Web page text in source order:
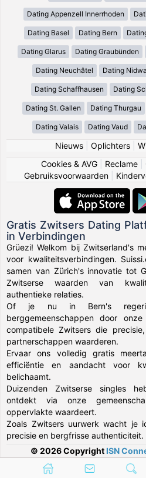
Dating Appenzell Innerrhoden
Dating Basel Dating Bern
Dating Glarus Dating Graubünden
Dating Neuchâtel Dating
Dating Schaffhausen Dating
Dating St. Gallen Dating Thurgau
Dating Valais Dating Vaud
Nieuws| Oplichters|
Cookies & AVG
Reclame
Gebruiksvoorwaarden
Gratis Zwitsers Dating
in Verbindingen
Grüezi! Welkom bij Zwitserland's
voor kwaliteitsverbindingen.
samen van Zürich's innovatie tot
Zwitserse waarden van
authentieke relaties.
Of je nu in Bern's
berggemeenschappen door
compatibele Zwitsers die
partnerschappen waarderen.
Ervaar ons volledig gratis
efficiëntie en aandacht voor
belichaamt.
Duizenden Zwitserse singles
ontdekt via onze
oppervlakte waardeert.
Zoals Zwitsers uurwerk wacht je
precisie en bergfrisse authenticiteit.
© 2026 Copyright ISN